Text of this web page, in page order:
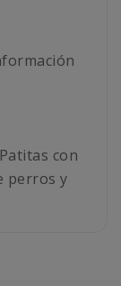
con
perros y